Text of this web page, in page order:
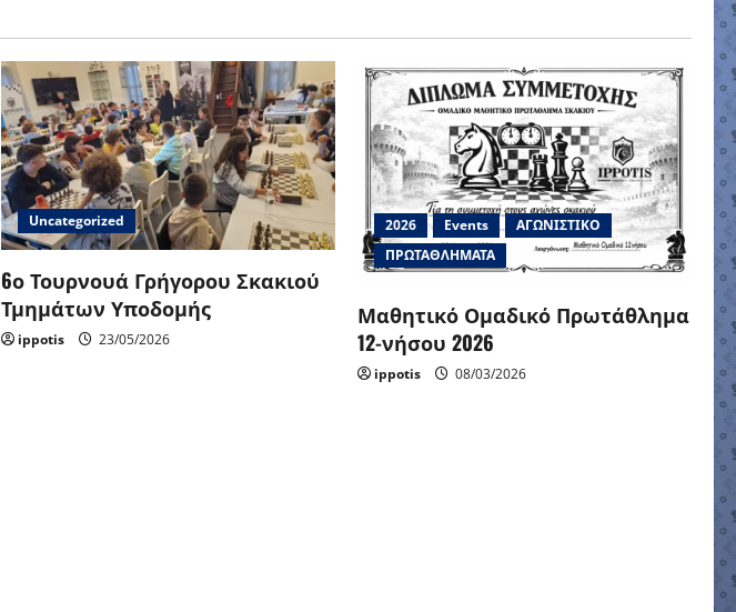
Uncategorized
6ο Τουρνουά Γρήγορου Σκακιού
Τμημάτων Υποδομής
ippotis 23/05/2026
2026 Events
ΑΓΩΝΙΣΤΙΚΟ
ΠΡΩΤΑΘΛΗΜΑΤΑ
Μαθητικό Ομαδικό Πρωτάθλημα
12-νήσου 2026
ippotis 08/03/2026